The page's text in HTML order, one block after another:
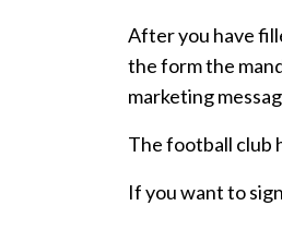
After you have
the form the
marketing
The football club
If you want to